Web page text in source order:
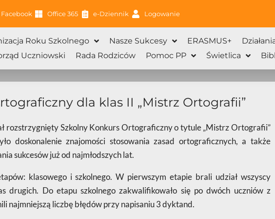
Facebook Office 365 e-Dziennik Logowanie
Roku Szkolnego Nasze Sukcesy ERASMUS+
Uczniowski
Rada Rodziców Pomoc PP Świetlica
dla klas II „Mistrz Ortografii”
rozstrzygnięty Szkolny Konkurs Ortograficzny o tytule „Mistrz Ortografii”
doskonalenie znajomości stosowania zasad ortograficznych, a także
sukcesów już od najmłodszych lat.
klasowego i szkolnego. W pierwszym etapie brali udział wszyscy
drugich. Do etapu szkolnego zakwalifikowało się po dwóch uczniów z
najmniejszą liczbę błędów przy napisaniu 3 dyktand.